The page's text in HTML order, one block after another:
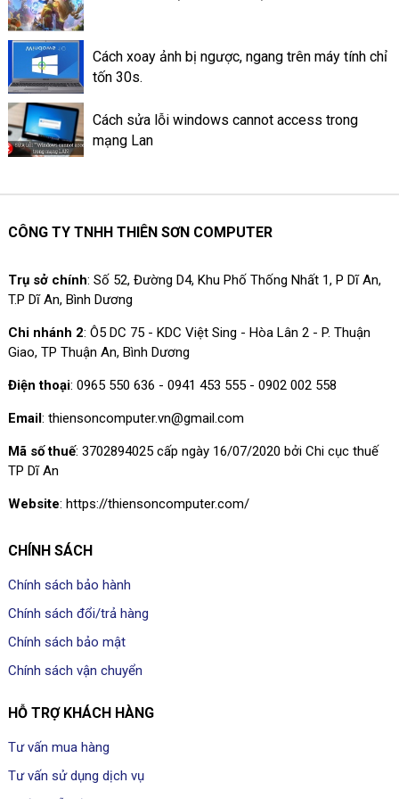
Facebook là làm như thế nào?
Cách xoay ảnh bị ngược, ngang trên máy tính chỉ
tốn 30s.
Cách sửa lỗi windows cannot access trong
mạng Lan
CÔNG TY TNHH THIÊN SƠN COMPUTER
Trụ sở chính: Số 52, Đường D4, Khu Phố Thống Nhất 1, P Dĩ An,
T.P Dĩ An, Bình Dương
Chi nhánh 2: Ô5 DC 75 - KDC Việt Sing - Hòa Lân 2 - P. Thuận
Giao, TP Thuận An, Bình Dương
Điện thoại: 0965 550 636 - 0941 453 555 - 0902 002 558
Email: thiensoncomputer.vn@gmail.com
Mã số thuế: 3702894025 cấp ngày 16/07/2020 bởi Chi cục thuế
TP Dĩ An
Website: https://thiensoncomputer.com/
CHÍNH SÁCH
Chính sách bảo hành
Chính sách đổi/trả hàng
Chính sách bảo mật
Chính sách vận chuyển
HỖ TRỢ KHÁCH HÀNG
Tư vấn mua hàng
Tư vấn sử dụng dịch vụ